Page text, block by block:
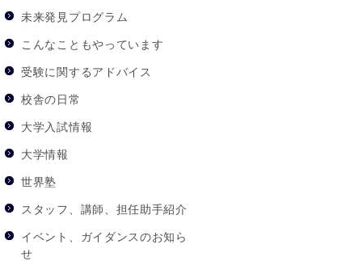
未来発見プログラム
こんなこともやっています
受験に関するアドバイス
校舎の日常
大学入試情報
大学情報
世界塾
スタッフ、講師、担任助手紹介
イベント、ガイダンスのお知ら
せ